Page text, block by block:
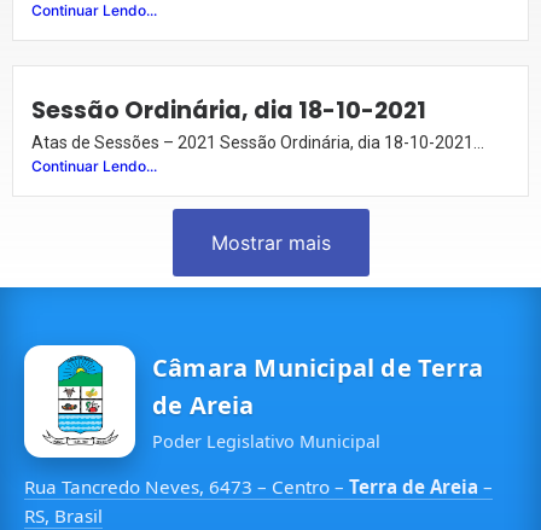
Continuar Lendo...
Sessão Ordinária, dia 18-10-2021
Atas de Sessões – 2021 Sessão Ordinária, dia 18-10-2021...
Continuar Lendo...
Mostrar mais
Câmara Municipal de Terra
de Areia
Poder Legislativo Municipal
Rua Tancredo Neves, 6473 – Centro – Terra de Areia –
RS, Brasil